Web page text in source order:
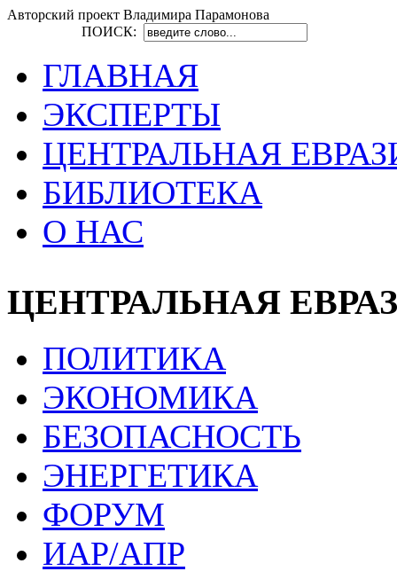
Авторский проект Владимира Парамонова
ПОИСК:
ГЛАВНАЯ
ЭКСПЕРТЫ
ЦЕНТРАЛЬНАЯ
БИБЛИОТЕКА
О НАС
ЦЕНТРАЛЬНАЯ
ПОЛИТИКА
ЭКОНОМИКА
БЕЗОПАСНОСТЬ
ЭНЕРГЕТИКА
ФОРУМ
ИАР/АПР